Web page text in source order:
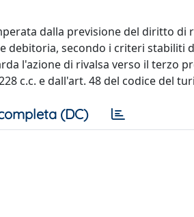
dalla previsione del diritto di
debitoria, secondo i criteri stabiliti
l'azione di rivalsa verso il terzo
c.c. e dall'art. 48 del codice del
(DC)